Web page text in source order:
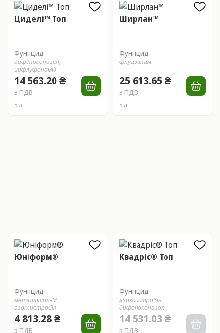
Циделі™ Топ
Фунгіцид
дифеноконазол,
цифлуфенамід
14 563.20 ₴
з ПДВ
5 л
Ширлан™
Фунгіцид
флуазинам
25 613.65 ₴
з ПДВ
5 л
Юніформ®
Фунгіцид
металаксил–М,
азоксистробін
4 813.28 ₴
з ПДВ
Квадріс® Топ
Фунгіцид
азоксистробін,
дифеноконазол
14 531.03 ₴
з ПДВ